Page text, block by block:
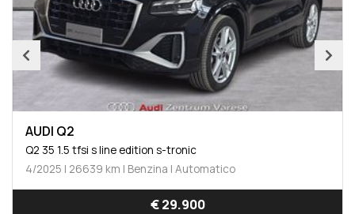
AUDI Q2
Q2 35 1.5 tfsi s line edition s-tronic
4/2025 | 26639 km | Benzina | Automatico
€ 29.900